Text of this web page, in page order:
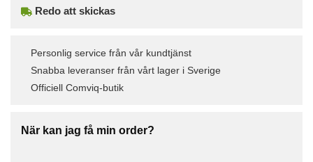
Redo att skickas
Personlig service från vår kundtjänst
Snabba leveranser från vårt lager i Sverige
Officiell Comviq-butik
När kan jag få min order?